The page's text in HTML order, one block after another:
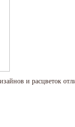
и расцветок